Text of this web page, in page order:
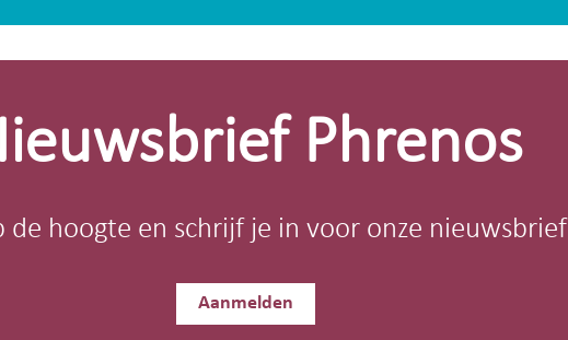
Phrenos
de hoogte en schrijf je in voor onze nieuwsbrief
Aanmelden